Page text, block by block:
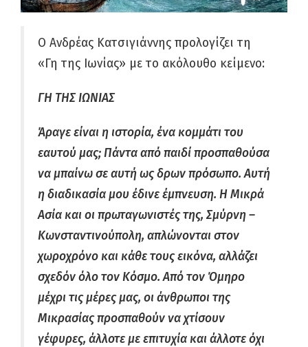
Ο Ανδρέας Κατσιγιάννης προλογίζει τη
«Γη της Ιωνίας» με το ακόλουθο κείμενο:
ΓΗ ΤΗΣ ΙΩΝΙΑΣ
Άραγε είναι η ιστορία, ένα κομμάτι του
εαυτού μας; Πάντα από παιδί προσπαθούσα
να μπαίνω σε αυτή ως δρων πρόσωπο. Αυτή
η διαδικασία μου έδινε έμπνευση. Η Μικρά
Ασία και οι πρωταγωνιστές της, Σμύρνη –
Κωνσταντινούπολη, απλώνονται στον
χωροχρόνο και κάθε τους εικόνα, αλλάζει
σχεδόν όλο τον Κόσμο. Από τον Όμηρο
μέχρι τις μέρες μας, οι άνθρωποι της
Μικρασίας προσπαθούν να χτίσουν
γέφυρες, άλλοτε με επιτυχία και άλλοτε όχι